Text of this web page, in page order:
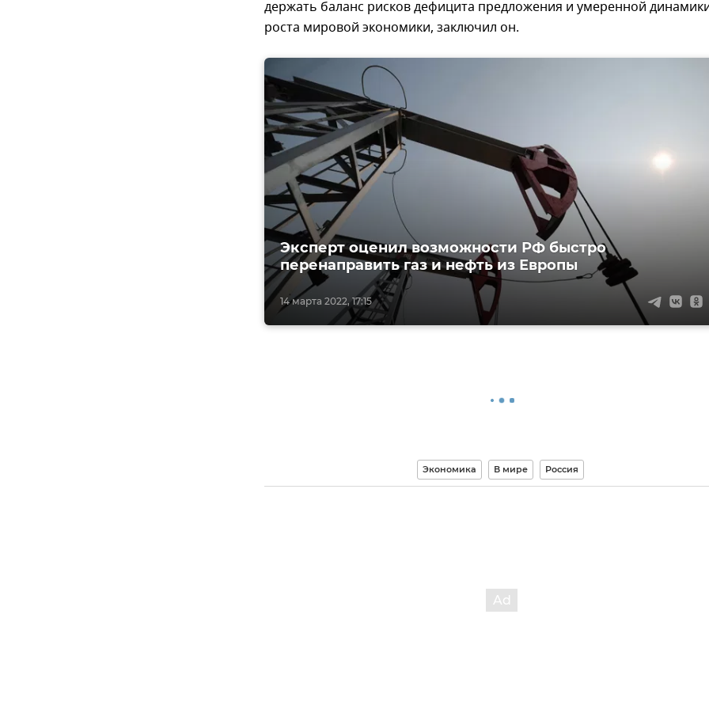
держать баланс рисков дефицита предложения и умеренной
роста мировой экономики, заключил он.
14 марта 2022, 17:15
Эксперт оценил возможности РФ быстро
перенаправить газ и нефть из Европы
Экономика В мире Россия